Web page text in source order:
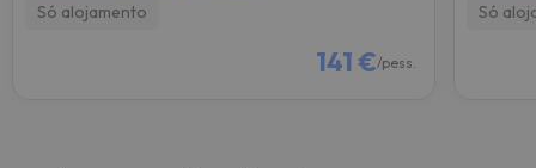
Só alojamento
141 €/pess.
Só